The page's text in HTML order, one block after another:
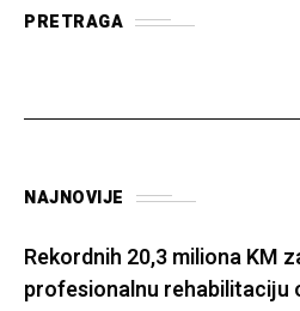
PRETRAGA
NAJNOVIJE
Rekordnih 20,3 miliona KM
profesionalnu rehabilitaciju